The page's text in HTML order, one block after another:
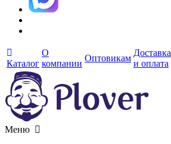
Каталог
О
компании
Оптовикам
Доставка
и оплата
Меню